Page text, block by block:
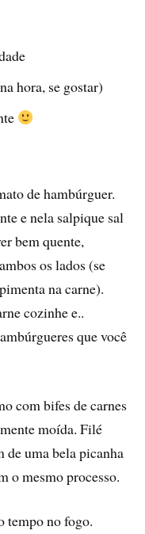
hora, se gostar)
de hambúrguer.
e nela salpique sal
bem quente,
os lados (se
na carne).
cozinhe e..
que você
com bifes de carnes
moí­da. Filé
uma bela picanha
o mesmo processo.
tempo no fogo.